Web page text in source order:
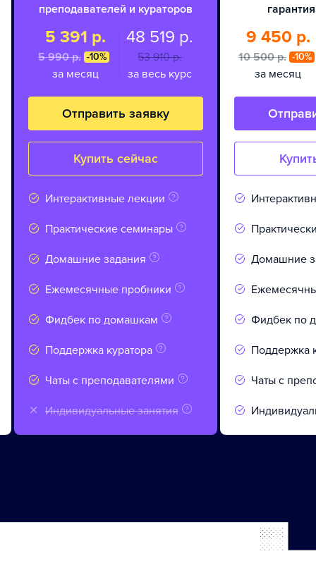
преподавателей и кураторов
5 391 р.
5 990 p. -10%
за месяц
48 519 р.
53 910 p.
за весь курс
Отправить заявку
Купить сейчас
Интерактивные лекции
Практические семинары
Домашние задания
Ежемесячные пробники
Фидбек по домашкам
Поддержка куратора
Чаты с преподавателями
Индивидуальные занятия
9 450 р.
10 500 p. -10%
за месяц
Домашние
Фидбек по
Поддержка
Чаты с